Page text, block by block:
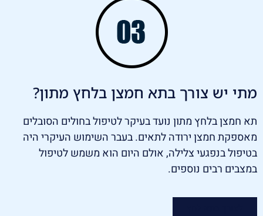
מתי יש צורך בתא חמצן בלחץ מתון?
תא חמצן בלחץ מתון נועד בעיקר לטיפול בחולים הסובלים
מאספקת חמצן ירודה לתאים. בעבר השימוש העיקרי היה
בטיפול בנפגעי צלילה, אולם היום הוא משמש לטיפול
במצבים רבים נוספים.